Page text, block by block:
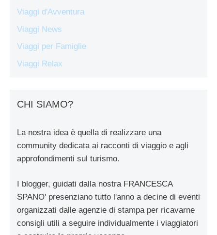
Viaggi d'Avventura
Viaggi News
Viaggi per Famiglie
Viaggi Relax
CHI SIAMO?
La nostra idea è quella di realizzare una
community dedicata ai racconti di viaggio e agli
approfondimenti sul turismo.
I blogger, guidati dalla nostra FRANCESCA
SPANO' presenziano tutto l'anno a decine di eventi
organizzati dalle agenzie di stampa per ricavarne
consigli utili a seguire individualmente i viaggiatori